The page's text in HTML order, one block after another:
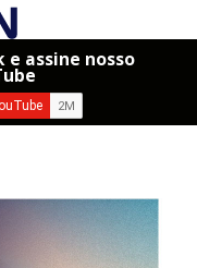
e assine nosso